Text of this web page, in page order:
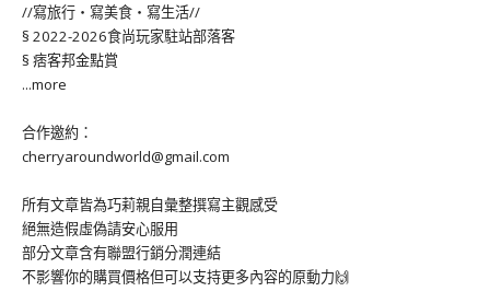
//寫旅行・寫美食・寫生活//
§ 2022-2026食尚玩家駐站部落客
§ 痞客邦金點賞
...more
合作邀約：
cherryaroundworld@gmail.com
所有文章皆為巧莉親自彙整撰寫主觀感受
絕無造假虛偽請安心服用
部分文章含有聯盟行銷分潤連結
不影響你的購買價格但可以支持更多內容的原動力🙌